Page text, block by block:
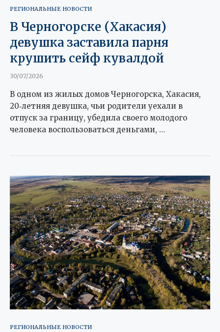
РЕГИОНАЛЬНЫЕ НОВОСТИ
В Черногорске (Хакасия)
девушка заставила парня
крушить сейф кувалдой
30/07/2026
В одном из жилых домов Черногорска, Хакасия,
20‑летняя девушка, чьи родители уехали в
отпуск за границу, убедила своего молодого
человека воспользоваться деньгами, …
РЕГИОНАЛЬНЫЕ НОВОСТИ